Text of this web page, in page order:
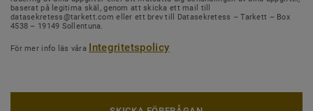
baserat på legitima skäl, genom att skicka ett mail till
datasekretess@tarkett.com eller ett brev till Datasekretess – Tarkett – Box
4538 – 19149 Sollentuna.
För mer info läs våra Integritetspolicy